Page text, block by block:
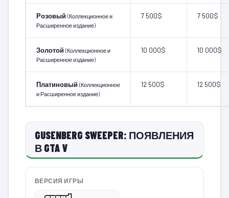
Розовый (Коллекционное и
Расширенное издание)
7 500$ 7 500$
Золотой (Коллекционное и
Расширенное издание)
10 000$ 10 000$
Платиновый (Коллекционное
и Расширенное издание)
12 500$ 12 500$
GUSENBERG SWEEPER: ПОЯВЛЕНИЯ
В GTA V
ВЕРСИЯ ИГРЫ